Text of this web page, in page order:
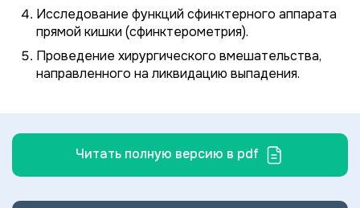
Исследование функций сфинктерного аппарата
прямой кишки (сфинктерометрия).
Проведение хирургического вмешательства,
направленного на ликвидацию выпадения.
Читать полную версию в pdf